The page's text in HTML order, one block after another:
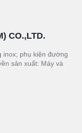
CO.,LTD.
inox; phụ kiện đường
sản xuất: Máy và